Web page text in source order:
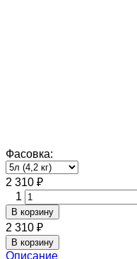
Фасовка:
2 310 ₽
1
В корзину
2 310 ₽
В корзину
Описание